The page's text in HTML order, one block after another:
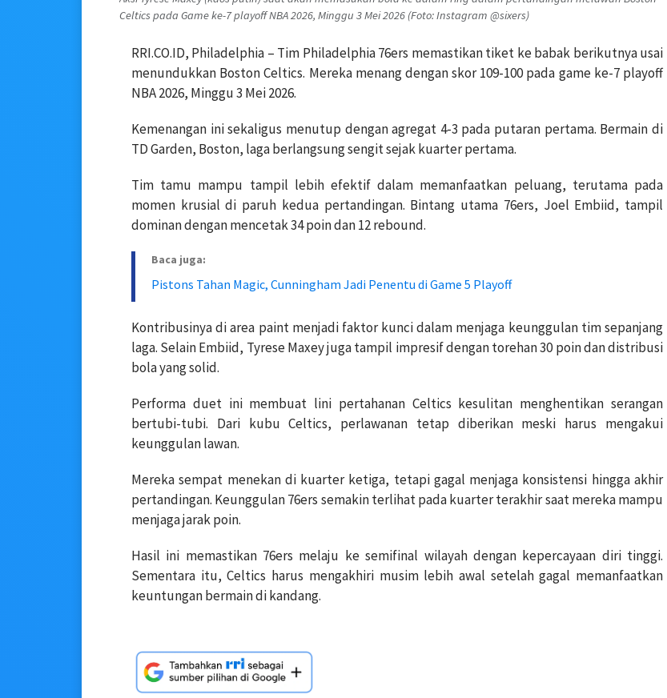
Celtics pada Game ke-7 playoff NBA 2026, Minggu 3 Mei 2026 (Foto: Instagram @sixers)
RRI.CO.ID, Philadelphia – Tim Philadelphia 76ers memastikan tiket ke babak berikutnya usai
menundukkan Boston Celtics. Mereka menang dengan skor 109-100 pada game ke-7 playoff
NBA 2026, Minggu 3 Mei 2026.
Kemenangan ini sekaligus menutup dengan agregat 4-3 pada putaran pertama. Bermain di
TD Garden, Boston, laga berlangsung sengit sejak kuarter pertama.
Tim tamu mampu tampil lebih efektif dalam memanfaatkan peluang, terutama pada
momen krusial di paruh kedua pertandingan. Bintang utama 76ers, Joel Embiid, tampil
dominan dengan mencetak 34 poin dan 12 rebound.
Baca juga:
Pistons Tahan Magic, Cunningham Jadi Penentu di Game 5 Playoff
Kontribusinya di area paint menjadi faktor kunci dalam menjaga keunggulan tim sepanjang
laga. Selain Embiid, Tyrese Maxey juga tampil impresif dengan torehan 30 poin dan distribusi
bola yang solid.
Performa duet ini membuat lini pertahanan Celtics kesulitan menghentikan serangan
bertubi-tubi. Dari kubu Celtics, perlawanan tetap diberikan meski harus mengakui
keunggulan lawan.
Mereka sempat menekan di kuarter ketiga, tetapi gagal menjaga konsistensi hingga akhir
pertandingan. Keunggulan 76ers semakin terlihat pada kuarter terakhir saat mereka mampu
menjaga jarak poin.
Hasil ini memastikan 76ers melaju ke semifinal wilayah dengan kepercayaan diri tinggi.
Sementara itu, Celtics harus mengakhiri musim lebih awal setelah gagal memanfaatkan
keuntungan bermain di kandang.